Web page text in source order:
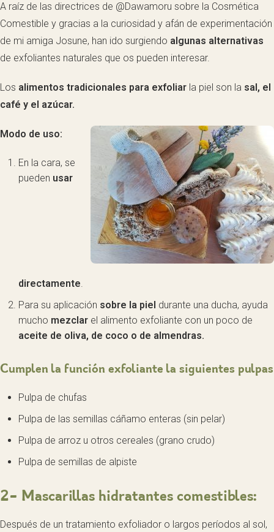
A raíz de las directrices de @Dawamoru sobre la Cosmética
Comestible y gracias a la curiosidad y afán de experimentación
de mi amiga Josune, han ido surgiendo algunas alternativas
de exfoliantes naturales que os pueden interesar.
Los alimentos tradicionales para exfoliar la piel son la sal, el
café y el azúcar.
Modo de uso:
En la cara, se
pueden usar
directamente.
Para su aplicación sobre la piel durante una ducha, ayuda
mucho mezclar el alimento exfoliante con un poco de
aceite de oliva, de coco o de almendras.
Cumplen la función exfoliante la siguientes pulpas
Pulpa de chufas
Pulpa de las semillas cáñamo enteras (sin pelar)
Pulpa de arroz u otros cereales (grano crudo)
Pulpa de semillas de alpiste
2- Mascarillas hidratantes comestibles:
Después de un tratamiento exfoliador o largos períodos al sol,